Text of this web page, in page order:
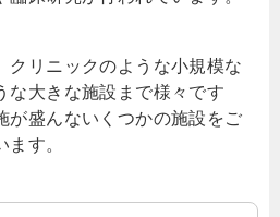
クリニックのような小規模な
な大きな施設まで様々です
が盛んないくつかの施設をご
す。